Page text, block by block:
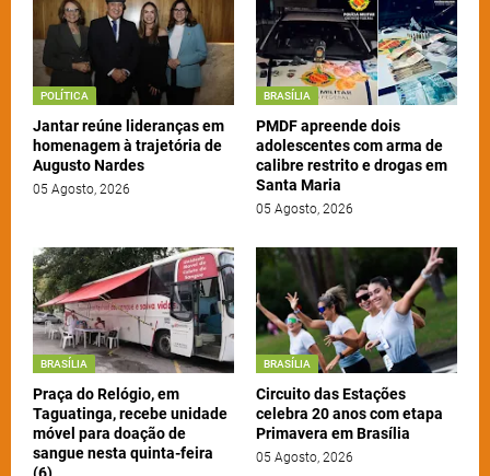
POLÍTICA
Jantar reúne lideranças em
homenagem à trajetória de
Augusto Nardes
05 Agosto, 2026
BRASÍLIA
PMDF apreende dois
adolescentes com arma de
calibre restrito e drogas em
Santa Maria
05 Agosto, 2026
BRASÍLIA
Praça do Relógio, em
Taguatinga, recebe unidade
móvel para doação de
sangue nesta quinta-feira
BRASÍLIA
Circuito das Estações
celebra 20 anos com etapa
Primavera em Brasília
05 Agosto, 2026